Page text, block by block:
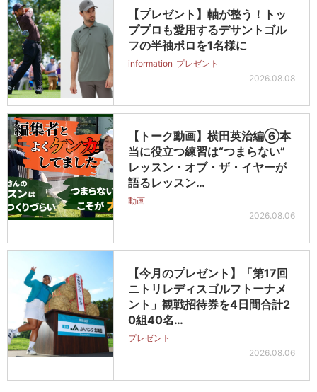
【プレゼント】軸が整う！トッ
ププロも愛用するデサントゴル
フの半袖ポロを1名様に
information プレゼント
2026.08.08
【トーク動画】横田英治編⑥本
当に役立つ練習は“つまらない”
レッスン・オブ・ザ・イヤーが
語るレッスン…
動画
2026.08.06
【今月のプレゼント】「第17回
ニトリレディスゴルフトーナメ
ント」観戦招待券を4日間合計2
0組40名…
プレゼント
2026.08.06